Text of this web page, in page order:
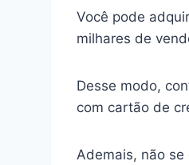
Você pode
milhares de
Desse modo,
com cartão de
Ademais, não